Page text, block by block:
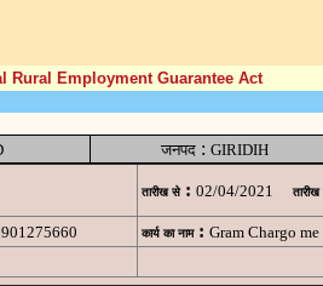
Rural Employment Guarantee Act
जनपद : GIRIDIH
तारीख से : 02/04/2021 तारीख
कार्य का नाम : Gram Chargo